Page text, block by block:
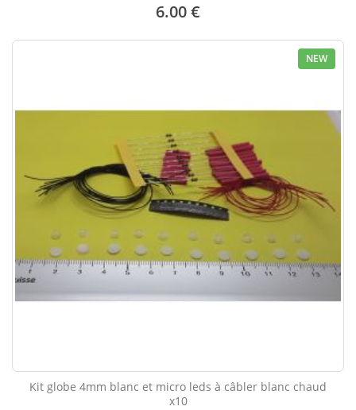
6.00 €
NEW
Kit globe 4mm blanc et micro leds à câbler blanc chaud
x10